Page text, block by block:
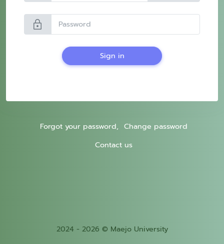
lock
Sign in
Forgot your password, Change password
Contact us
2024 - 2026 © Maejo University